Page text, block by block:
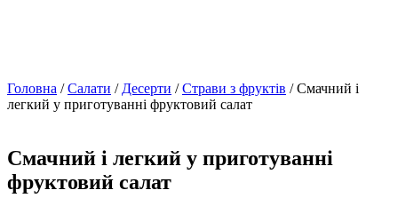
Головна /Салати /Десерти /Страви з фруктів / Смачний і
легкий у приготуванні фруктовий салат
Смачний і легкий у приготуванні
фруктовий салат